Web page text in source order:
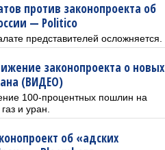
против законопроекта об
— Politico
представителей осложняется.
законопроекта о новых
(ВИДЕО)
100-процентных пошлин на
и уран.
об «адских